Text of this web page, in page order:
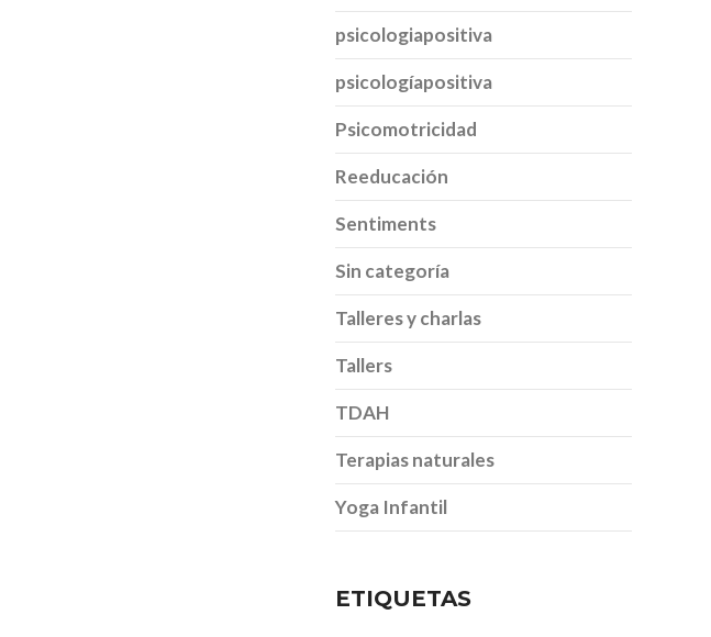
psicologiapositiva
psicologíapositiva
Psicomotricidad
Reeducación
Sentiments
Sin categoría
Talleres y charlas
Tallers
TDAH
Terapias naturales
Yoga Infantil
ETIQUETAS